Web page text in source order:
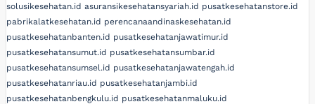
solusikesehatan.id asuransikesehatansyariah.id pusatkesehatanstore.id
pabrikalatkesehatan.id perencanaandinaskesehatan.id
pusatkesehatanbanten.id pusatkesehatanjawatimur.id
pusatkesehatansumut.id pusatkesehatansumbar.id
pusatkesehatansumsel.id pusatkesehatanjawatengah.id
pusatkesehatanriau.id pusatkesehatanjambi.id
pusatkesehatanbengkulu.id pusatkesehatanmaluku.id